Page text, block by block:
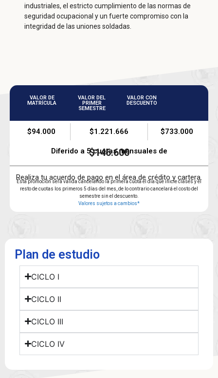
industriales, el estricto cumplimiento de las normas de
seguridad ocupacional y un fuerte compromiso con la
integridad de las uniones soldadas.
VALOR DE
MATRÍCULA
VALOR DEL
PRIMER
SEMESTRE
VALOR CON
DESCUENTO
$94.000 $1.221.666 $733.000
Diferido a 5 cuotas mensuales de
$146.600
Realiza tu acuerdo de pago en el área de crédito y cartera.
Esta promoción será válida cancelando la primera cuota el día que inicie clases y el
resto de cuotas los primeros 5 días del mes, de lo contrario cancelará el costo del
semestre sin el descuento.
Valores sujetos a cambios*
Plan de estudio
CICLO I
CICLO II
CICLO III
CICLO IV